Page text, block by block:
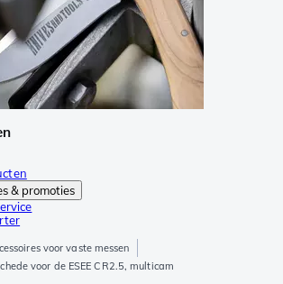
& promoties
voor vaste messen
voor de ESEE CR2.5, multicam